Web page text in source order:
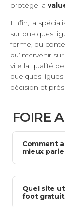
protège la
Enfin, la
sur quelques
forme, du
qu’intervenir
vite la qualité
quelques
décision et
FOIRE
Comment
mieux
Pour savoir
il faut d’abord
commence
Quel site
foot